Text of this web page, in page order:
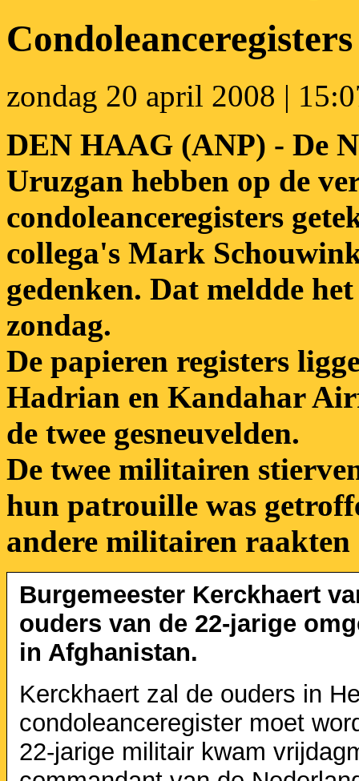
zondag 20 april 2008 |
DEN HAAG (ANP) - De
Uruzgan hebben op de
condoleanceregisters
collega's Mark
gedenken. Dat meldde
zondag.
De papieren registers
Hadrian en Kandahar
de twee gesneuvelden.
De twee militairen
hun patrouille was
andere militairen raakten
Burgemeester Kerckhaert
ouders van de 22-jarige
in Afghanistan.
Kerckhaert zal de ouders in
condoleanceregister moet
22-jarige militair kwam